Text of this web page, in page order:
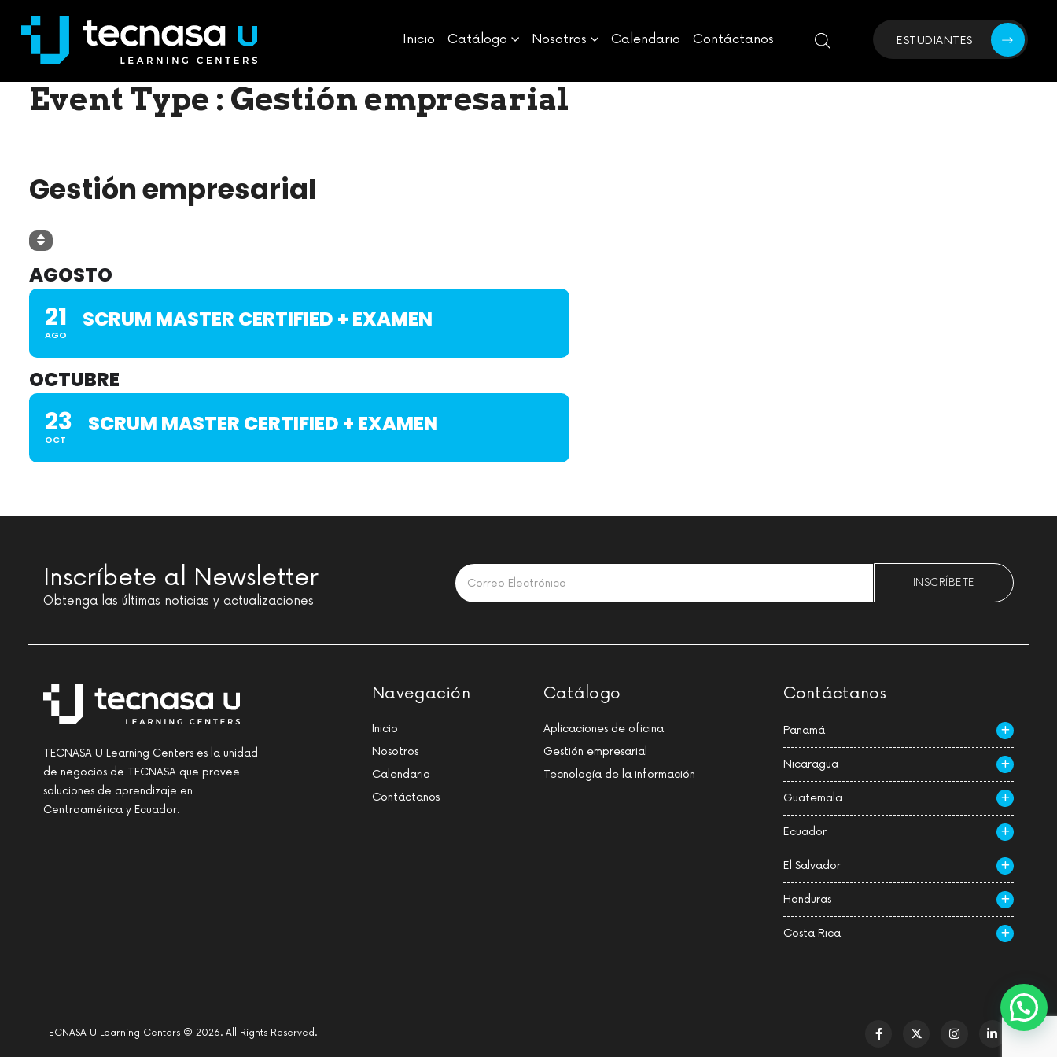
Inicio Catálogo Nosotros Calendario Contáctanos ESTUDIANTES
Event Type : Gestión empresarial
Gestión empresarial
AGOSTO
21
AGO
SCRUM MASTER CERTIFIED + EXAMEN
OCTUBRE
23
OCT
SCRUM MASTER CERTIFIED + EXAMEN
Inscríbete al Newsletter
Obtenga las últimas noticias y actualizaciones
Please leave this field empty.
TECNASA U Learning Centers es la unidad
de negocios de TECNASA que provee
soluciones de aprendizaje en
Centroamérica y Ecuador.
Navegación
Inicio
Nosotros
Calendario
Contáctanos
Catálogo
Aplicaciones de oficina
Gestión empresarial
Tecnología de la información
Contáctanos
Panamá
Nicaragua
Guatemala
Ecuador
El Salvador
Honduras
Costa Rica
TECNASA U Learning Centers © 2026. All Rights Reserved.